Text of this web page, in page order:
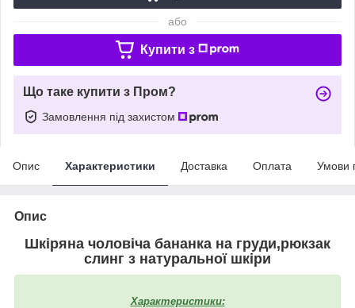
або
Купити з
Що таке купити з Пром?
Замовлення під захистом
Опис Характеристики Доставка Оплата Умови
Опис
Шкіряна чоловіча бананка на груди,рюкзак
слинг з натуральної шкіри
Характеристики: